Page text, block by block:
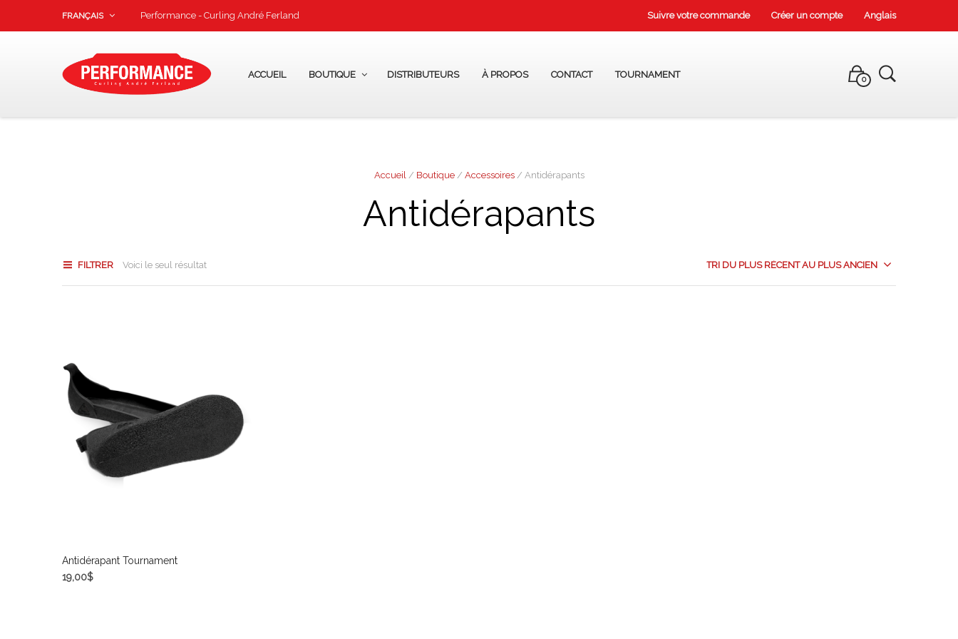
FRANÇAIS Performance - Curling André Ferland Suivre votre commande Créer un compte Anglais
ACCUEIL BOUTIQUE DISTRIBUTEURS À PROPOS CONTACT TOURNAMENT 0
Accueil / Boutique/ Accessoires/ Antidérapants
Antidérapants
FILTRER Voici le seul résultat TRI DU PLUS RÉCENT AU PLUS ANCIEN
Antidérapant Tournament
19,00$